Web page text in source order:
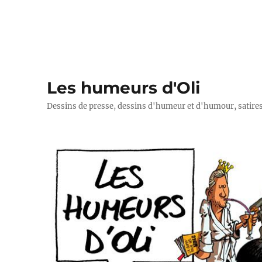
Les humeurs d'Oli
Dessins de presse, dessins d'humeur et d'humour,